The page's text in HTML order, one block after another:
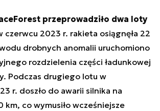
przeprowadziło dwa loty
czerwcu 2023 r. rakieta osiągnęła 22
drobnych anomalii uruchomiono
rozdzielenia części ładunkowej
Podczas drugiego lotu w
r. doszło do awarii silnika na
km, co wymusiło wcześniejsze